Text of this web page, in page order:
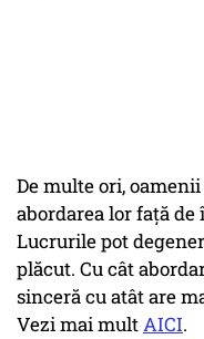
De multe ori,
abordarea lor față
Lucrurile pot
plăcut. Cu cât
sinceră cu atât are
Vezi mai multAICI.